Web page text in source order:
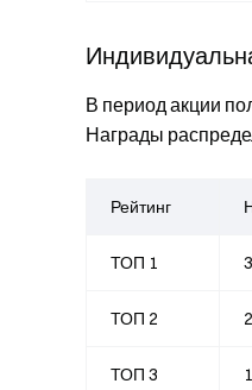
В период акции
Награды
Рейтинг
ТОП 1
ТОП 2
ТОП 3